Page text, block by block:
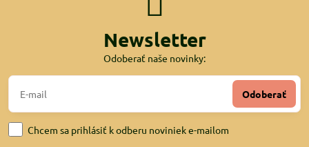
Newsletter
Odoberať naše novinky:
Odoberať
Chcem sa prihlásiť k odberu noviniek e-mailom